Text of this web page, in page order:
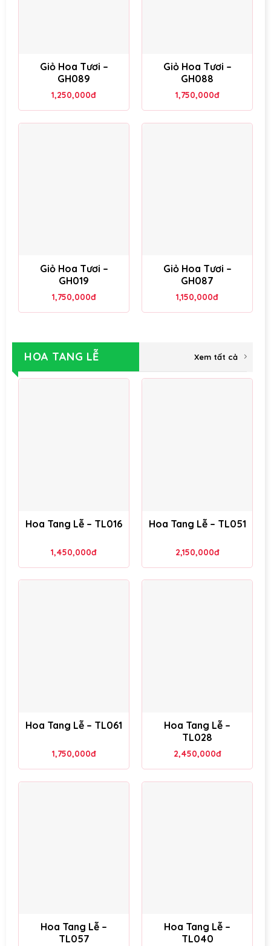
Giỏ Hoa Tươi –
GH089
1,250,000đ
Giỏ Hoa Tươi –
GH088
1,750,000đ
Giỏ Hoa Tươi –
GH019
1,750,000đ
Giỏ Hoa Tươi –
GH087
1,150,000đ
HOA TANG LỄ Xem tất cả
Hoa Tang Lễ – TL016
1,450,000đ
Hoa Tang Lễ – TL051
2,150,000đ
Hoa Tang Lễ – TL061
1,750,000đ
Hoa Tang Lễ –
TL028
2,450,000đ
Hoa Tang Lễ –
TL057
Hoa Tang Lễ –
TL040